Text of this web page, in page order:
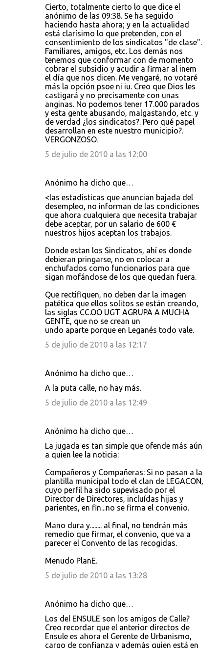
Cierto, totalmente cierto lo que dice el
anónimo de las 09:38. Se ha seguido
haciendo hasta ahora; y en la actualidad
está clarísimo lo que pretenden, con el
consentimiento de los sindicatos "de clase".
Familiares, amigos, etc. Los demás nos
tenemos que conformar con de momento
cobrar el subsidio y acudir a firmar al inem
el día que nos dicen. Me vengaré, no votaré
más la opción psoe ni iu. Creo que Dios les
castigará y no precisamente con unas
anginas. No podemos tener 17.000 parados
y esta gente abusando, malgastando, etc. y
de verdad ¿los sindicatos?. Pero qué papel
desarrollan en este nuestro municipio?.
VERGONZOSO.
5 de julio de 2010 a las 12:00
Anónimo ha dicho que…
<las estadisticas que anuncian bajada del
desempleo, no informan de las condiciones
que ahora cualquiera que necesita trabajar
debe aceptar, por un salario de 600 €
nuestros hijos aceptan los trabajos.
Donde estan los Sindicatos, ahí es donde
debieran pringarse, no en colocar a
enchufados como funcionarios para que
sigan mofándose de los que quedan fuera.
Que rectifiquen, no deben dar la imagen
patética que ellos solitos se están creando,
las siglas CC.OO UGT AGRUPA A MUCHA
GENTE, que no se crean un
undo aparte porque en Leganés todo vale.
5 de julio de 2010 a las 12:17
Anónimo ha dicho que…
A la puta calle, no hay más.
5 de julio de 2010 a las 12:49
Anónimo ha dicho que…
La jugada es tan simple que ofende más aún
a quien lee la noticia:
Compañeros y Compañeras: Si no pasan a la
plantilla municipal todo el clan de LEGACON,
cuyo perfil ha sido supevisado por el
Director de Directores, incluídas hijas y
parientes, en fin...no se firma el convenio.
Mano dura y........ al final, no tendrán más
remedio que firmar, el convenio, que va a
parecer el Convento de las recogidas.
Menudo PlanE.
5 de julio de 2010 a las 13:28
Anónimo ha dicho que…
Los del ENSULE son los amigos de Calle?
Creo recordar que el anterior directos de
Ensule es ahora el Gerente de Urbanismo,
cargo de confianza y además quien está en